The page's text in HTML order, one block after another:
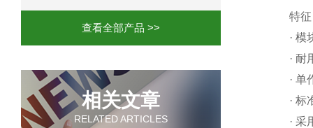
查看全部产品 >>
相关文章
RELATED ARTICLES
特征
· 模
· 耐用
· 单作
· 标准
· 采用